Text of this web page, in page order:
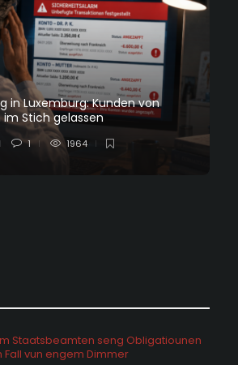
in Luxemburg: Kunden von
im Stich gelassen
1 1964
Staatsbeamten seng Obligatiounen
Fall vun engem Dimmer